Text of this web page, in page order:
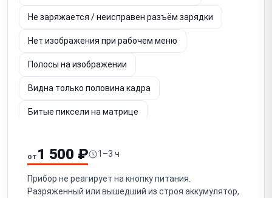
Не заряжается / неисправен разъём зарядки
Нет изображения при рабочем меню
Полосы на изображении
Видна только половина кадра
Битые пиксели на матрице
Не работает энкодер / кнопки управления
Выключается после выстрела
от 1 500 ₽ 1–3 ч
Прибор не реагирует на кнопку питания.
Разряженный или вышедший из строя аккумулятор,